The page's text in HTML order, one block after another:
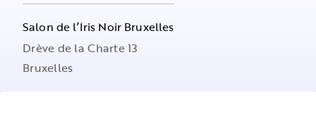
Salon de l’Iris Noir Bruxelles
Drève de la Charte 13
Bruxelles